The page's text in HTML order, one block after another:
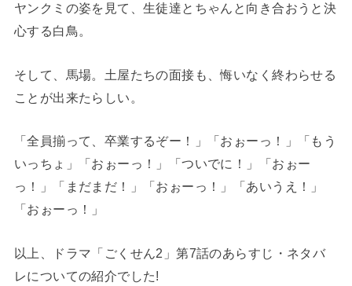
ヤンクミの姿を見て、生徒達とちゃんと向き合おうと決
心する白鳥。
そして、馬場。土屋たちの面接も、悔いなく終わらせる
ことが出来たらしい。
「全員揃って、卒業するぞー！」「おぉーっ！」「もう
いっちょ」「おぉーっ！」「ついでに！」「おぉー
っ！」「まだまだ！」「おぉーっ！」「あいうえ！」
「おぉーっ！」
以上、ドラマ「ごくせん2」第7話のあらすじ・ネタバ
レについての紹介でした!